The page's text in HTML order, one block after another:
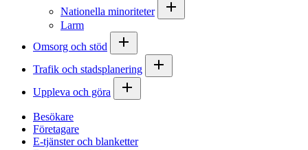
Nationella minoriteter
Larm
Omsorg och stöd
Trafik och stadsplanering
Uppleva och göra
Besökare
Företagare
E-tjänster och blanketter